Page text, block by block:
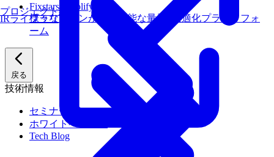
Fixstars Amplify
様々なマシンが利用可能な量子×最適化プラットフォ
ーム
戻る
技術情報
セミナー
ホワイトペーパー
Tech Blog
IRライブラリ
プロジェクト紹介